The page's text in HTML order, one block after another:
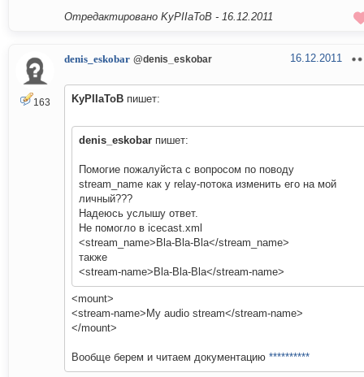
Отредактировано KyPIIaToB - 16.12.2011
163
denis_eskobar @denis_eskobar 16.12.2011
KyPIIaToB пишет:
denis_eskobar пишет:
Помогие пожалуйста с вопросом по поводу
stream_name как у relay-потока изменить его на мой
личный???
Надеюсь услышу ответ.
Не помогло в icecast.xml
<stream_name>Bla-Bla-Bla</stream_name>
также
<stream-name>Bla-Bla-Bla</stream-name>
<mount>
<stream-name>My audio stream</stream-name>
</mount>
Вообще берем и читаем документацию **********